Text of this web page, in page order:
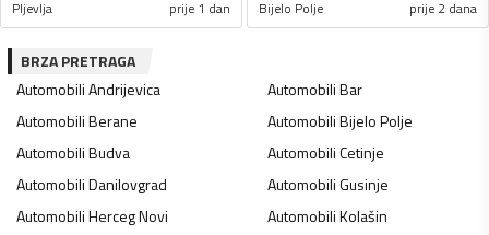
Pljevlja prije 1 dan Bijelo Polje prije 2 dana
BRZA PRETRAGA
AutomobiliAndrijevica AutomobiliBar
AutomobiliBerane AutomobiliBijelo Polje
AutomobiliBudva AutomobiliCetinje
AutomobiliDanilovgrad AutomobiliGusinje
AutomobiliHerceg Novi AutomobiliKolašin